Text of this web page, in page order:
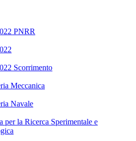
PNRR
Scorrimento
Meccanica
Navale
per la Ricerca Sperimentale e